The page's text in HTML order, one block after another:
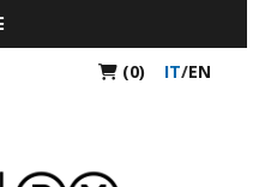
(0) IT/EN